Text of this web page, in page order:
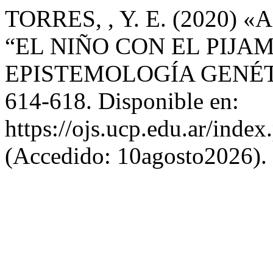
TORRES, , Y. E. (2020)
“EL NIÑO CON EL
EPISTEMOLOGÍA
614-618. Disponible en:
https://ojs.ucp.edu.ar/
(Accedido: 10agosto2026).